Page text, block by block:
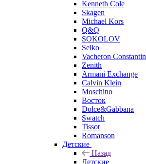
Kenneth Cole
Skagen
Michael Kors
Q&Q
SOKOLOV
Seiko
Vacheron Constantin
Zenith
Armani Exchange
Calvin Klein
Moschino
Восток
Dolce&Gabbana
Swatch
Tissot
Romanson
Детские
Назад
Детские